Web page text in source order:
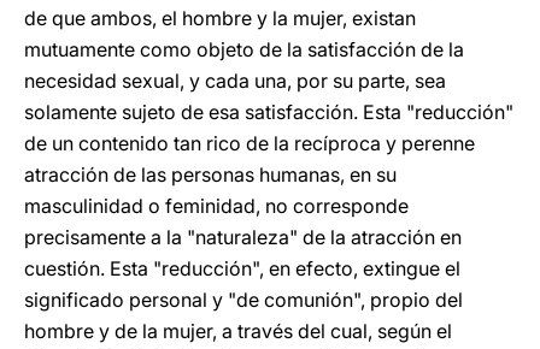
de que ambos, el hombre y la mujer, existan
mutuamente como objeto de la satisfacción de la
necesidad sexual, y cada una, por su parte, sea
solamente sujeto de esa satisfacción. Esta "reducción"
de un contenido tan rico de la recíproca y perenne
atracción de las personas humanas, en su
masculinidad o feminidad, no corresponde
precisamente a la "naturaleza" de la atracción en
cuestión. Esta "reducción", en efecto, extingue el
significado personal y "de comunión", propio del
hombre y de la mujer, a través del cual, según el